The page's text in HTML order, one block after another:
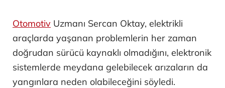
Otomotiv Uzmanı Sercan Oktay, elektrikli
araçlarda yaşanan problemlerin her zaman
doğrudan sürücü kaynaklı olmadığını, elektronik
sistemlerde meydana gelebilecek arızaların da
yangınlara neden olabileceğini söyledi.